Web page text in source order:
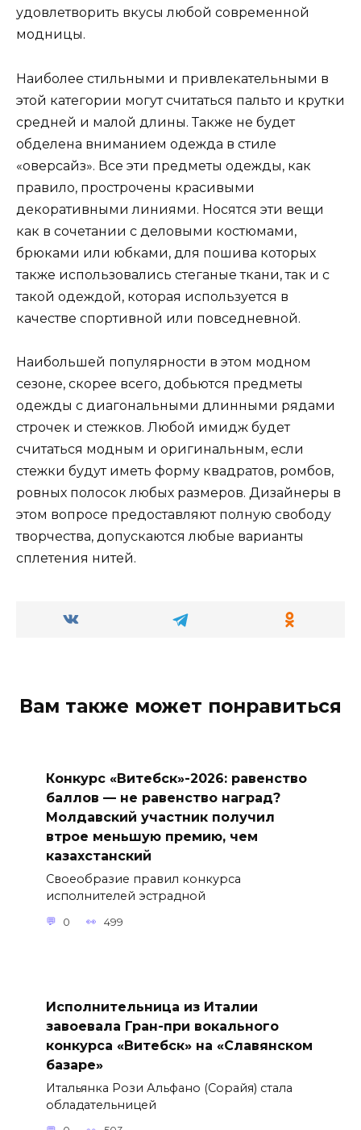
удовлетворить вкусы любой современной
модницы.
Наиболее стильными и привлекательными в
этой категории могут считаться пальто и крутки
средней и малой длины. Также не будет
обделена вниманием одежда в стиле
«оверсайз». Все эти предметы одежды, как
правило, прострочены красивыми
декоративными линиями. Носятся эти вещи
как в сочетании с деловыми костюмами,
брюками или юбками, для пошива которых
также использовались стеганые ткани, так и с
такой одеждой, которая используется в
качестве спортивной или повседневной.
Наибольшей популярности в этом модном
сезоне, скорее всего, добьются предметы
одежды с диагональными длинными рядами
строчек и стежков. Любой имидж будет
считаться модным и оригинальным, если
стежки будут иметь форму квадратов, ромбов,
ровных полосок любых размеров. Дизайнеры в
этом вопросе предоставляют полную свободу
творчества, допускаются любые варианты
сплетения нитей.
Вам также может понравиться
Конкурс «Витебск»-2026: равенство
баллов — не равенство наград?
Молдавский участник получил
втрое меньшую премию, чем
казахстанский
Своеобразие правил конкурса
исполнителей эстрадной
0 499
Исполнительница из Италии
завоевала Гран-при вокального
конкурса «Витебск» на «Славянском
базаре»
Итальянка Рози Альфано (Сорайя) стала
обладательницей